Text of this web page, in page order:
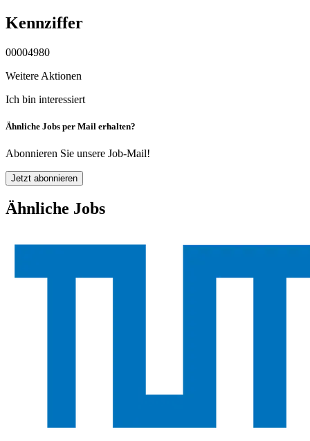
Kennziffer
00004980
Weitere Aktionen
Ich bin interessiert
Ähnliche Jobs per Mail erhalten?
Abonnieren Sie unsere Job-Mail!
Jetzt abonnieren
Ähnliche Jobs